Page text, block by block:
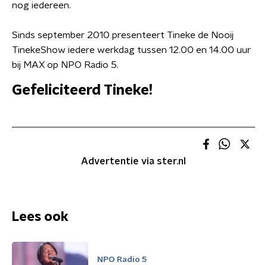
nog iedereen.
Sinds september 2010 presenteert Tineke de Nooij
TinekeShow iedere werkdag tussen 12.00 en 14.00 uur
bij MAX op NPO Radio 5.
Gefeliciteerd Tineke!
Advertentie via ster.nl
Lees ook
NPO Radio 5